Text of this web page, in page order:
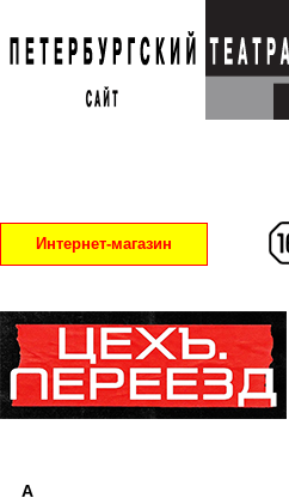
Интернет-магазин
А